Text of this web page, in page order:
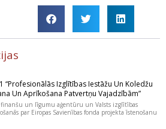
“Profesionālās Izglītības Iestāžu Un Koledžu
Un Aprīkošana Patvertņu Vajadzībām”
un līgumu aģentūru un Valsts izglītības
par Eiropas Savienības fonda projekta īstenošanu